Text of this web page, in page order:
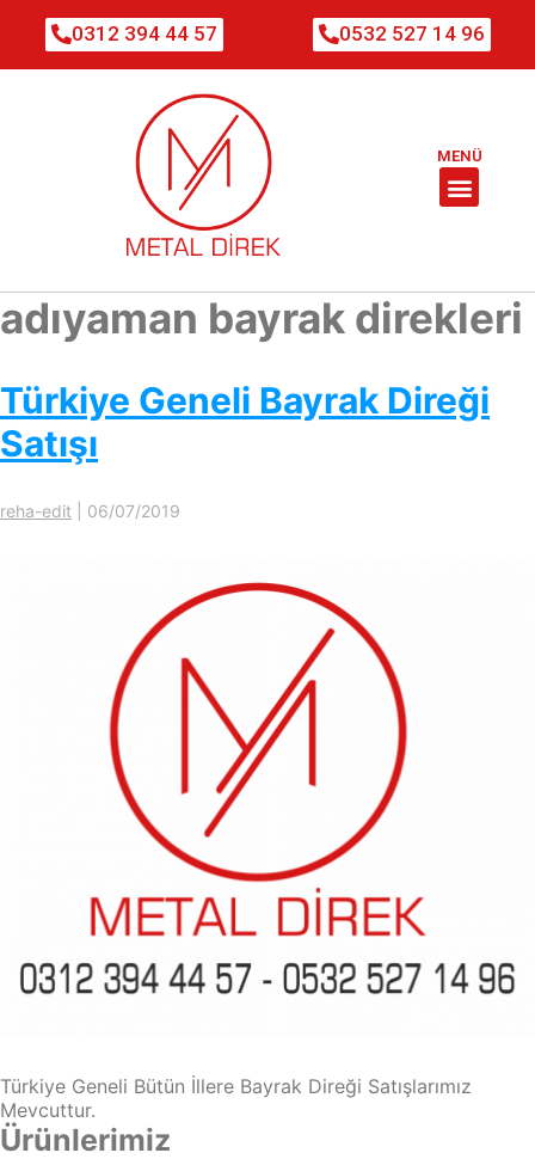
0312 394 44 57 0532 527 14 96
MENÜ
adıyaman bayrak direkleri
Türkiye Geneli Bayrak Direği
Satışı
reha-edit 06/07/2019
Türkiye Geneli Bütün İllere Bayrak Direği Satışlarımız
Mevcuttur.
Ürünlerimiz